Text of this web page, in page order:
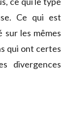
Ce qui est
sur les mêmes
qui ont certes
divergences